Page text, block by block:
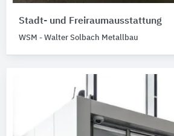
Stadt- und Freiraumausstattung
WSM - Walter Solbach Metallbau